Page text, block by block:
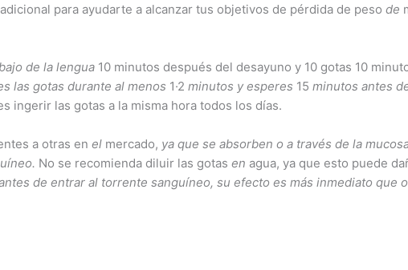
para ayudarte a alcanzar tus objetivos de pérdida de peso de
de la lengua 10 minutos después del desayuno y 10 gotas 10
las gotas durante al menos 1·2 minutos y esperes 15 minutos antes d
ingerir las gotas a la misma hora todos los días.
a otras en el mercado, ya que se absorben o a través de la
No se recomienda diluir las gotas en agua, ya que esto puede
de entrar al torrente sanguíneo, su efecto es más inmediato que